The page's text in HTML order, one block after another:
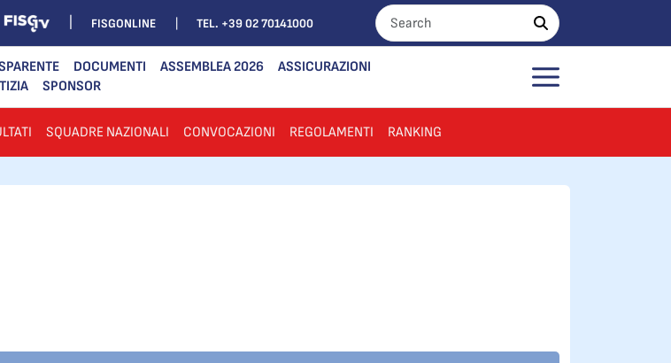
FISGONLINE TEL. +39 02 70141000
DOCUMENTI ASSEMBLEA 2026
ASSICURAZIONI
SPONSOR
SQUADRE NAZIONALI CONVOCAZIONI REGOLAMENTI RANKING